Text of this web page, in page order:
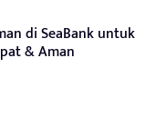
di SeaBank untuk
& Aman